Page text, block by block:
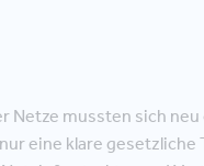
Netze mussten sich
eine klare gesetzliche